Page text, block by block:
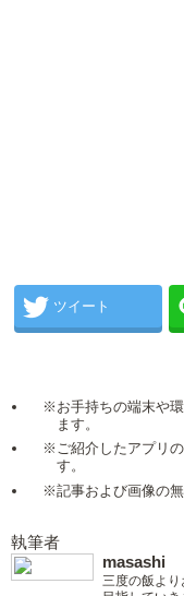
ツイート
※お手持ちの端末や
ます。
※ご紹介したアプリ
す。
※記事および画像の無
執筆者
masashi
三度の飯よ